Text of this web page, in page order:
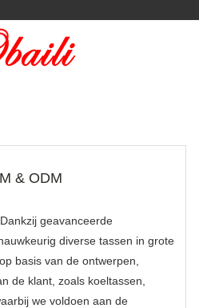
& ODM
geavanceerde
diverse tassen in grote
basis van de ontwerpen,
de klant, zoals koeltassen,
we voldoen aan de